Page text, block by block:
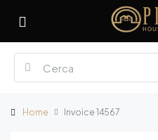
Home Invoice 14567